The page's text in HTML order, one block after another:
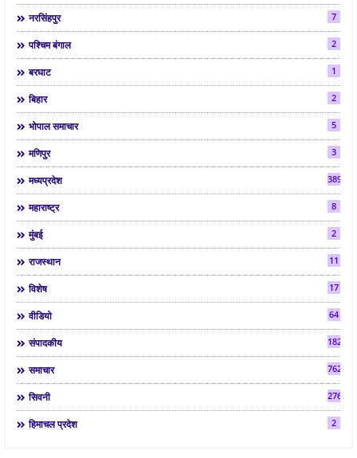
नरसिंहपुर 7
पश्चिम बंगाल 2
बरघाट 1
बिहार 2
भोपाल समाचार 5
मणिपुर 3
मध्यप्रदेश 3892
महाराष्ट्र 8
मुंबई 2
राजस्थान 11
विशेष 17
वीडियो 64
संपादकीय 182
समाचार 7624
सिवनी 2763
हिमाचल प्रदेश 2